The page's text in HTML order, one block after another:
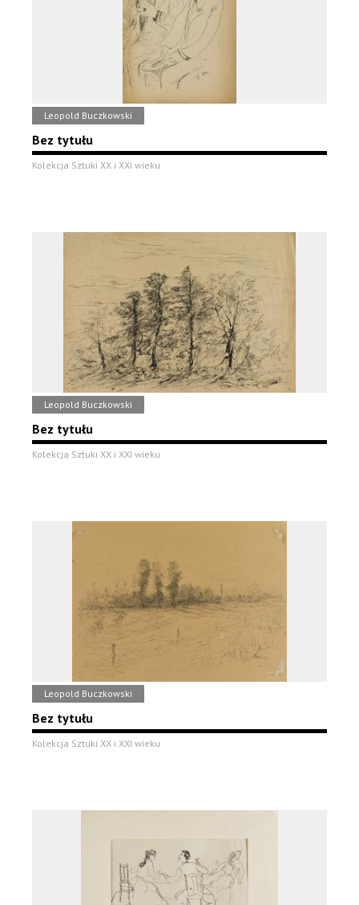
Leopold Buczkowski
Bez tytułu
Kolekcja Sztuki XX i XXI wieku
Leopold Buczkowski
Bez tytułu
Kolekcja Sztuki XX i XXI wieku
Leopold Buczkowski
Bez tytułu
Kolekcja Sztuki XX i XXI wieku